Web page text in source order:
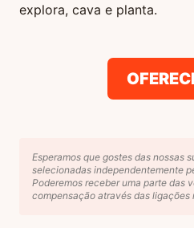
explora, cava e planta.
Esperamos que gostes das nossas
selecionadas independentemente
Poderemos receber uma parte das
compensação através das ligações